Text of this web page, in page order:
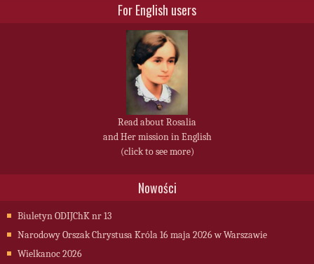
For English users
Read about Rosalia
and Her mission in English
(click to see more)
Nowości
Biuletyn ODIJChK nr 13
Narodowy Orszak Chrystusa Króla 16 maja 2026 w Warszawie
Wielkanoc 2026